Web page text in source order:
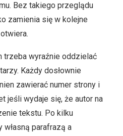
Bez takiego przeglądu
zamienia się w kolejne
trzeba wyraźnie oddzielać
Każdy dosłownie
zawierać numer strony i
jeśli wydaje się, że autor na
tekstu. Po kilku
parafrazą a